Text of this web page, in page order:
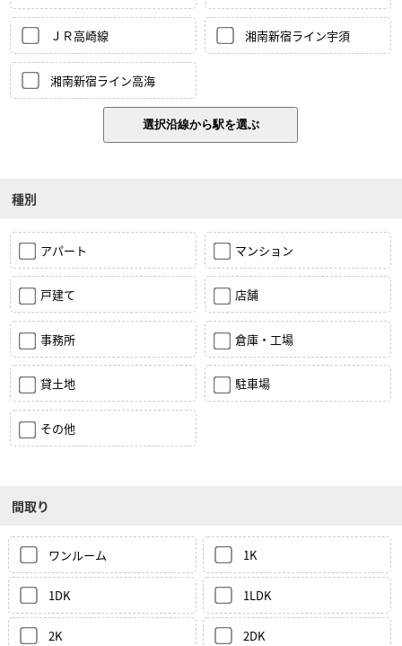
ＪＲ高崎線 湘南新宿ライン宇須
湘南新宿ライン高海
種別
アパート マンション
戸建て 店舗
事務所 倉庫・工場
貸土地 駐車場
その他
間取り
ワンルーム 1K
1DK 1LDK
2K 2DK